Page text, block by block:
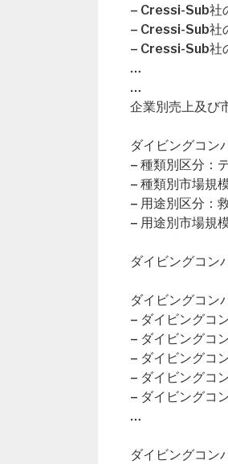
– Cressi-Sub社
– Cressi-Sub社
– Cressi-Sub社
…
…
企業別売上及び
ダイビングコン
– 種類別区分：
– 種類別市場規
– 用途別区分：
– 用途別市場規
ダイビングコン
ダイビングコン
– ダイビングコ
– ダイビングコ
– ダイビングコ
– ダイビングコ
– ダイビングコ
…
ダイビングコン